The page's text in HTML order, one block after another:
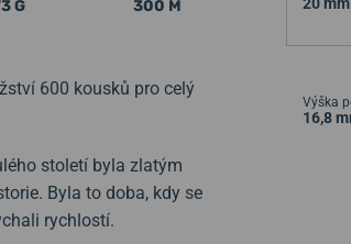
G 300 M
600 kousků pro celý
století byla zlatým
Byla to doba, kdy se
rychlostí.
Výška
16,8